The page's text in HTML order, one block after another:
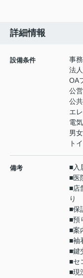
詳細情報
設備条件
事
法
OA
公
公
エ
電
男
ト
備考
■入
■医
■店
り
■保
■預
■案
■袖
■鍵
■セ
■現